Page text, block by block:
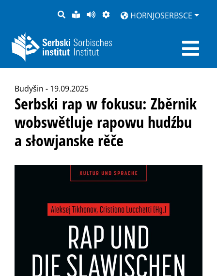
PYTANJE
LOCHKA
RĚČ
STRONU
PŘEDČITAĆ
ZWOBRAZNJENJE
HORNJOSERBSCE
Budyšin - 19.09.2025
Serbski rap w fokusu: Zběrnik
wobswětluje rapowu hudźbu
a słowjanske rěče